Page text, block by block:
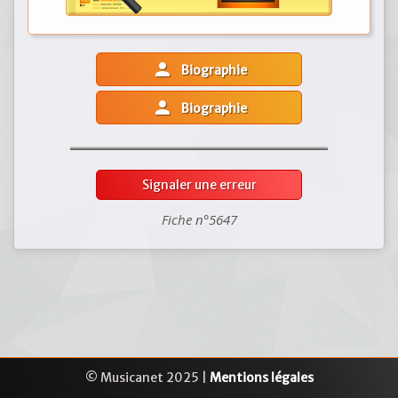
person Biographie
person Biographie
Signaler une erreur
Fiche n°5647
© Musicanet 2025 | Mentions légales